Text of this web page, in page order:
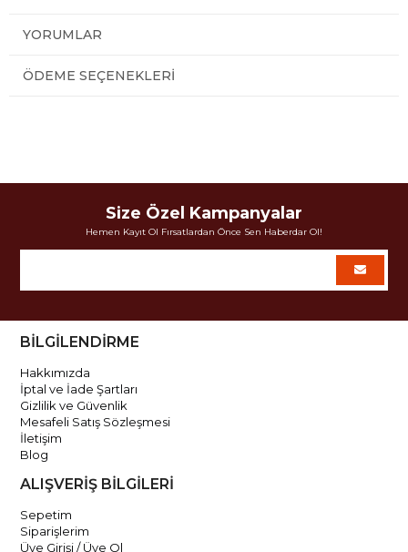
YORUMLAR
ÖDEME SEÇENEKLERI
Size Özel Kampanyalar
Hemen Kayıt Ol Fırsatlardan Önce Sen Haberdar Ol!
BİLGİLENDİRME
Hakkımızda
İptal ve İade Şartları
Gizlilik ve Güvenlik
Mesafeli Satış Sözleşmesi
İletişim
Blog
ALIŞVERİŞ BİLGİLERİ
Sepetim
Siparişlerim
Üye Girişi / Üye Ol